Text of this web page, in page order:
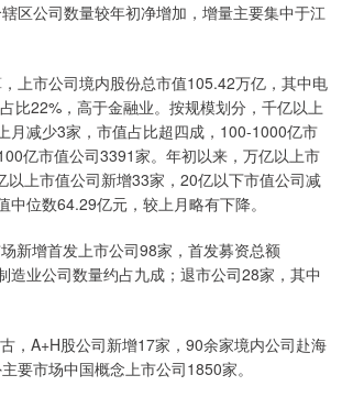
区公司数量较年初净增加，增量主要集中于江
市公司境内股份总市值105.42万亿，其中电
比22%，高于金融业。按规模划分，千亿以上
月减少3家，市值占比超四成，100-1000亿市
亿市值公司3391家。年初以来，万亿以上市
以上市值公司新增33家，20亿以下市值公司减
中位数64.29亿元，较上月略有下降。
增首发上市公司98家，首发募资总额
造业公司数量约占九成；退市公司28家，其中
A+H股公司新增17家，90余家境内公司赴海
要市场中国概念上市公司1850家。